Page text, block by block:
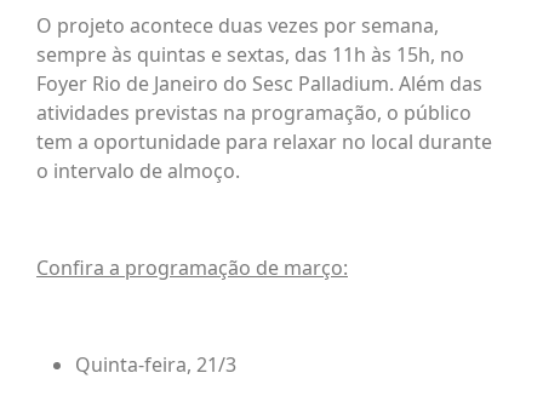
O projeto acontece duas vezes por semana,
sempre às quintas e sextas, das 11h às 15h, no
Foyer Rio de Janeiro do Sesc Palladium. Além das
atividades previstas na programação, o público
tem a oportunidade para relaxar no local durante
o intervalo de almoço.
Confira a programação de março:
Quinta-feira, 21/3